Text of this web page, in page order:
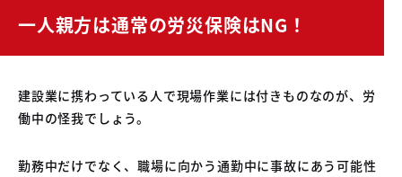
01
04 中古車買取販売テンペスト
05
一人親方は通常の労災保険はNG！
建設業に携わっている人で現場作業には付きものなのが、労
働中の怪我でしょう。
勤務中だけでなく、職場に向かう通勤中に事故にあう可能性